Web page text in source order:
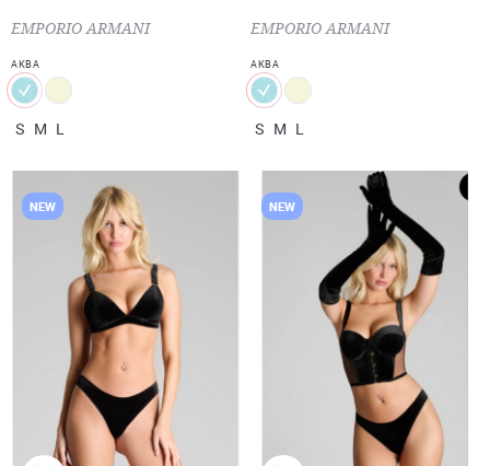
EMPORIO ARMANI
АКВА
S M L
EMPORIO ARMANI
АКВА
S M L
NEW NEW